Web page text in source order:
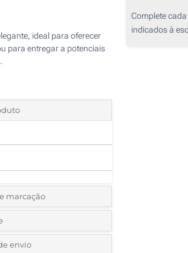
ideal para oferecer
para entregar a potenciais
marcação
as cores do logotipo:
envio
Complete
indicados à